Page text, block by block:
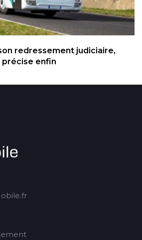
redressement judiciaire,
précise enfin